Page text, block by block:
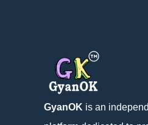
GyanOK is an